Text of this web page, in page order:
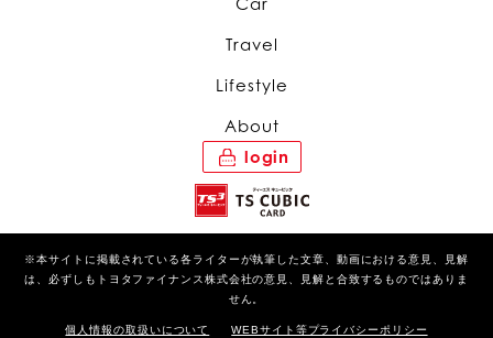
Car
Travel
Lifestyle
About
login
※本サイトに掲載されている各ライターが執筆した文章、動画における意見、見解
は、必ずしもトヨタファイナンス株式会社の意見、見解と合致するものではありま
せん。
個人情報の取扱いについて WEBサイト等プライバシーポリシー